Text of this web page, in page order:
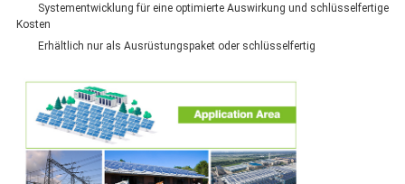
Systementwicklung für eine optimierte Auswirkung und schlüsselfertige
Kosten
Erhältlich nur als Ausrüstungspaket oder schlüsselfertig